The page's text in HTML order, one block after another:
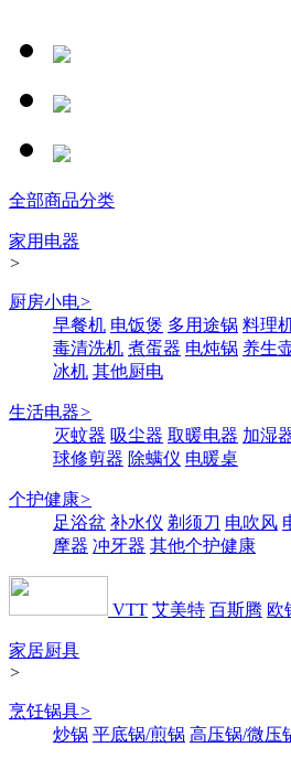
全部商品分类
家用电器
>
厨房小电>
早餐机 电饭煲 多用途锅 料理
毒清洗机 煮蛋器 电炖锅 养生
冰机 其他厨电
生活电器>
灭蚊器 吸尘器 取暖电器 加湿
球修剪器 除螨仪 电暖桌
个护健康>
足浴盆 补水仪 剃须刀 电吹风
摩器 冲牙器 其他个护健康
VTT 艾美特 百斯腾 欧
家居厨具
>
烹饪锅具>
炒锅 平底锅/煎锅 高压锅/微压